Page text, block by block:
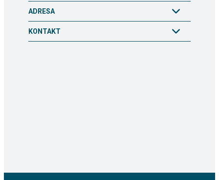
ADRESA
KONTAKT